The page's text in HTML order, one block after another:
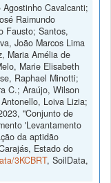
Cavalcanti;
Raimundo
Fausto; Santos,
João Marcos Lima
Maria Amélia de
Marie Elisabeth
Raphael Minotti;
C.; Araújo, Wilson
Loiva Lizia;
"Conjunto de
'Levantamento
da aptidão
Estado do
3KCBRT, SoilData,